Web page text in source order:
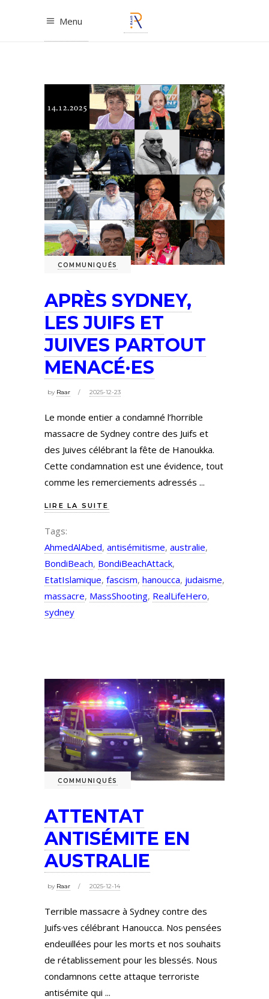
Menu
COMMUNIQUÉS
APRÈS SYDNEY,
LES JUIFS ET
JUIVES PARTOUT
MENACÉ·ES
by Raar 2025-12-23
Le monde entier a condamné l’horrible
massacre de Sydney contre des Juifs et
des Juives célébrant la fête de Hanoukka.
Cette condamnation est une évidence, tout
comme les remerciements adressés
LIRE LA SUITE
Tags:
AhmedAlAbed, antisémitisme, australie,
BondiBeach, BondiBeachAttack,
EtatIslamique, fascism, hanoucca, judaisme,
massacre, MassShooting, RealLifeHero,
sydney
COMMUNIQUÉS
ATTENTAT
ANTISÉMITE EN
AUSTRALIE
by Raar 2025-12-14
Terrible massacre à Sydney contre des
Juifs·ves célébrant Hanoucca. Nos pensées
endeuillées pour les morts et nos souhaits
de rétablissement pour les blessés. Nous
condamnons cette attaque terroriste
antisémite qui